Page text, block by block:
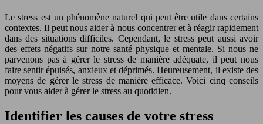
Le stress est un phénomène naturel qui peut être utile dans certains
contextes. Il peut nous aider à nous concentrer et à réagir rapidement
dans des situations difficiles. Cependant, le stress peut aussi avoir
des effets négatifs sur notre santé physique et mentale. Si nous ne
parvenons pas à gérer le stress de manière adéquate, il peut nous
faire sentir épuisés, anxieux et déprimés. Heureusement, il existe des
moyens de gérer le stress de manière efficace. Voici cinq conseils
pour vous aider à gérer le stress au quotidien.
Identifier les causes de votre stress